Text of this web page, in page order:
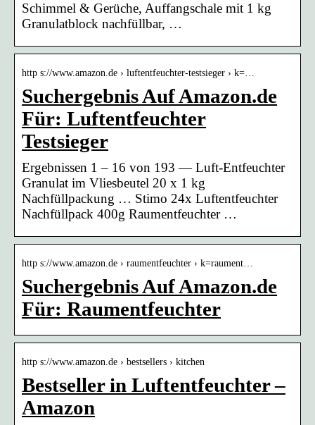
Schimmel & Gerüche, Auffangschale mit 1 kg
Granulatblock nachfüllbar, …
http s://www.amazon.de › luftentfeuchter-testsieger › k=…
Suchergebnis Auf Amazon.de
Für: Luftentfeuchter
Testsieger
Ergebnissen 1 – 16 von 193 — Luft-Entfeuchter
Granulat im Vliesbeutel 20 x 1 kg
Nachfüllpackung … Stimo 24x Luftentfeuchter
Nachfüllpack 400g Raumentfeuchter …
http s://www.amazon.de › raumentfeuchter › k=raument…
Suchergebnis Auf Amazon.de
Für: Raumentfeuchter
http s://www.amazon.de › bestsellers › kitchen
Bestseller in Luftentfeuchter –
Amazon